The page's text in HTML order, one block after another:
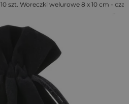
10 szt. Woreczki welurowe 8 x 10 cm -